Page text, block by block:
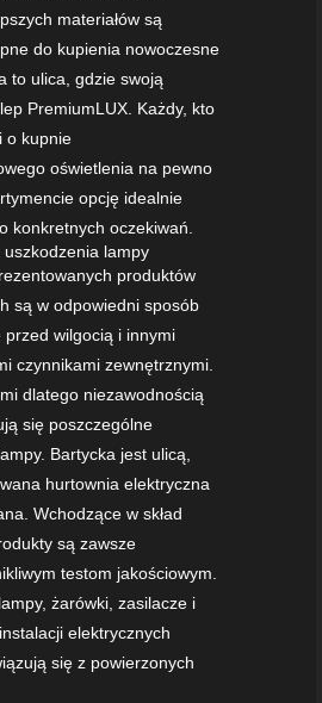
materiałów są
do kupienia nowoczesne
to ulica, gdzie swoją
PremiumLUX. Każdy, kto
o kupnie
oświetlenia na pewno
opcję idealnie
konkretnych oczekiwań.
uszkodzenia lampy
produktów
są w odpowiedni sposób
przed wilgocią i innymi
czynnikami zewnętrznymi.
dlatego niezawodnością
się poszczególne
Bartycka jest ulicą,
hurtownia elektryczna
Wchodzące w skład
są zawsze
testom jakościowym.
żarówki, zasilacze i
elektrycznych
się z powierzonych